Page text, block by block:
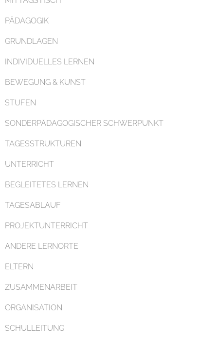
PÄDAGOGIK
GRUNDLAGEN
INDIVIDUELLES LERNEN
BEWEGUNG & KUNST
STUFEN
SONDERPÄDAGOGISCHER SCHWERPUNKT
TAGESSTRUKTUREN
UNTERRICHT
BEGLEITETES LERNEN
TAGESABLAUF
PROJEKTUNTERRICHT
ANDERE LERNORTE
ELTERN
ZUSAMMENARBEIT
ORGANISATION
SCHULLEITUNG